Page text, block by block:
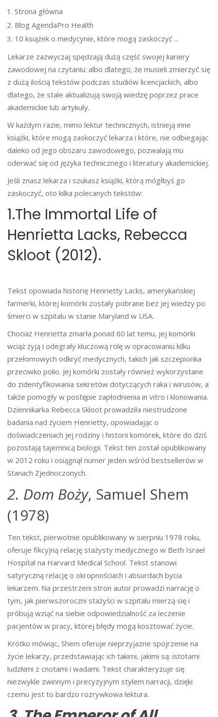
Strona główna
Blog AgendaPro Health
10 książek o medycynie, które mogą zaskoczyć ...
Lekarze zazwyczaj spędzają dużą część swojej kariery
zawodowej na czytaniu: albo dlatego, że musieli zmierzyć się
z dużą ilością tekstów podczas studiów licencjackich, albo
dlatego, że stale aktualizują swoją wiedzę poprzez prace
akademickie lub artykuły.
W każdym razie, mimo lektur technicznych, istnieją inne
książki, które mogą zaskoczyć lekarza i które, nie odbiegając
daleko od jego obszaru zawodowego, pozwalają mu
oderwać się od języka technicznego i literatury akademickiej.
Jeśli znasz lekarza i szukasz książki, którą mógłbyś go
zaskoczyć, oto kilka polecanych tekstów:
1.The Immortal Life of
Henrietta Lacks, Rebecca
Skloot (2012).
Tekst opowiada historię Henrietty Lacks, amerykańskiej
farmerki, której komórki zostały pobrane bez jej wiedzy po
śmierci w szpitalu w stanie Maryland w USA.
Chociaż Henrietta zmarła ponad 60 lat temu, jej komórki
wciąż żyją i odegrały kluczową rolę w opracowaniu kilku
przełomowych odkryć medycznych, takich jak szczepionka
przeciwko polio. Jej komórki zostały również wykorzystane
do zidentyfikowania sekretów dotyczących raka i wirusów, a
także pomogły w postępie zapłodnienia in vitro i klonowania.
Dziennikarka Rebecca Skloot prowadziła niestrudzone
badania nad życiem Henrietty, opowiadając o
doświadczeniach jej rodziny i historii komórek, które do dziś
pozostają tajemnicą biologii. Tekst ten został opublikowany
w 2012 roku i osiągnął numer jeden wśród bestsellerów w
Stanach Zjednoczonych.
2. Dom Boży, Samuel Shem
(1978)
Ten tekst, pierwotnie opublikowany w sierpniu 1978 roku,
oferuje fikcyjną relację stażysty medycznego w Beth Israel
Hospital na Harvard Medical School. Tekst stanowi
satyryczną relację o okropnościach i absurdach bycia
lekarzem. Na przestrzeni stron autor prowadzi narrację o
tym, jak pierwszoroczni stażyści w szpitalu mierzą się i
próbują wziąć na siebie odpowiedzialność za leczenie
pacjentów w pracy, której błędy mogą kosztować życie.
Krótko mówiąc, Shem oferuje nieprzyjazne spojrzenie na
życie lekarzy, przedstawiając ich takimi, jakimi są: istotami
ludzkimi z cnotami i wadami. Tekst charakteryzuje się
niezwykle zwinnym i precyzyjnym stylem narracji, dzięki
czemu jest to bardzo rozrywkowa lektura.